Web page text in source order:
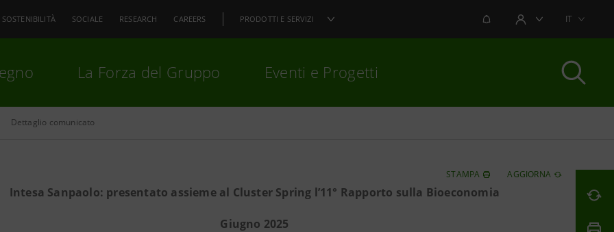
SOSTENIBILITÀ SOCIALE RESEARCH CAREERS PRODOTTI E SERVIZI NOTIFICHEAREA UTENTEIT
La Forza del Gruppo Eventi e Progetti
Dettaglio comunicato
STAMPA AGGIORNA
Intesa Sanpaolo: presentato assieme al Cluster Spring l’11° Rapporto sulla Bioeconomia
Giugno 2025